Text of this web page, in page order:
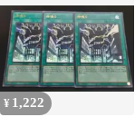
¥ 1,222